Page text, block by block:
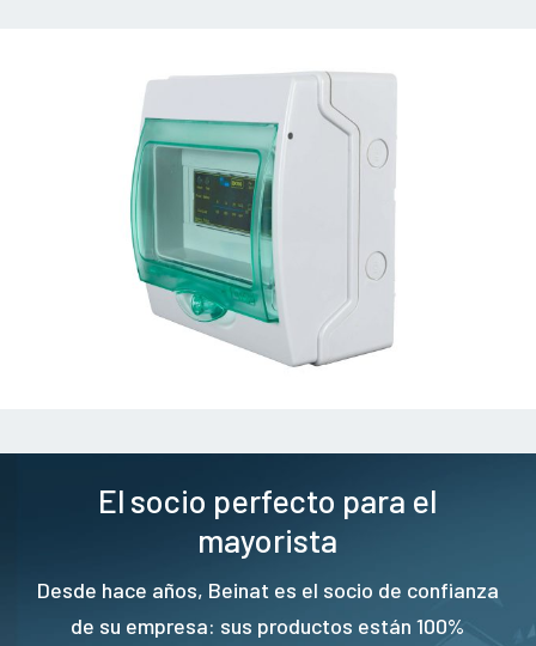
El socio perfecto para el
mayorista
Desde hace años, Beinat es el socio de confianza
de su empresa: sus productos están 100%